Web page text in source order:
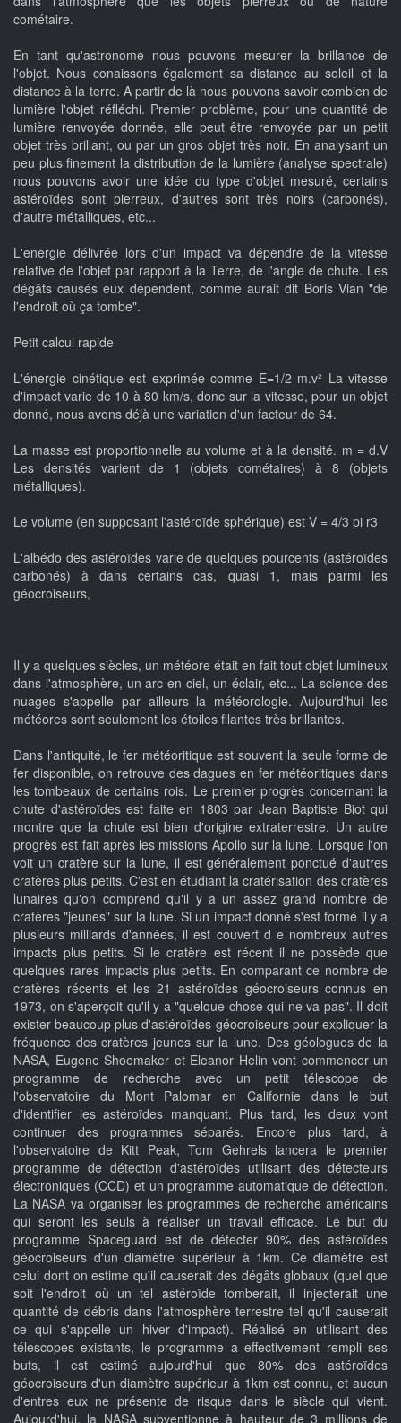
cométaire.
En tant qu'astronome nous pouvons mesurer la brillance de
l'objet. Nous conaissons également sa distance au soleil et la
distance à la terre. A partir de là nous pouvons savoir combien de
lumière l'objet réfléchi. Premier problème, pour une quantité de
lumière renvoyée donnée, elle peut être renvoyée par un petit
objet très brillant, ou par un gros objet très noir. En analysant un
peu plus finement la distribution de la lumière (analyse spectrale)
nous pouvons avoir une idée du type d'objet mesuré, certains
astéroïdes sont pierreux, d'autres sont très noirs (carbonés),
d'autre métalliques, etc...
L'energie délivrée lors d'un impact va dépendre de la vitesse
relative de l'objet par rapport à la Terre, de l'angle de chute. Les
dégâts causés eux dépendent, comme aurait dit Boris Vian "de
l'endroit où ça tombe".
Petit calcul rapide
L'énergie cinétique est exprimée comme E=1/2 m.v² La vitesse
d'impact varie de 10 à 80 km/s, donc sur la vitesse, pour un objet
donné, nous avons déjà une variation d'un facteur de 64.
La masse est proportionnelle au volume et à la densité. m = d.V
Les densités varient de 1 (objets cométaires) à 8 (objets
métalliques).
Le volume (en supposant l'astéroïde sphérique) est V = 4/3 pi r3
L'albédo des astéroïdes varie de quelques pourcents (astéroïdes
carbonés) à dans certains cas, quasi 1, mais parmi les
géocroiseurs,
Il y a quelques siècles, un météore était en fait tout objet lumineux
dans l'atmosphère, un arc en ciel, un éclair, etc... La science des
nuages s'appelle par ailleurs la météorologie. Aujourd'hui les
météores sont seulement les étoiles filantes très brillantes.
Dans l'antiquité, le fer météoritique est souvent la seule forme de
fer disponible, on retrouve des dagues en fer météoritiques dans
les tombeaux de certains rois. Le premier progrès concernant la
chute d'astéroïdes est faite en 1803 par Jean Baptiste Biot qui
montre que la chute est bien d'origine extraterrestre. Un autre
progrès est fait après les missions Apollo sur la lune. Lorsque l'on
voit un cratère sur la lune, il est généralement ponctué d'autres
cratères plus petits. C'est en étudiant la cratérisation des cratères
lunaires qu'on comprend qu'il y a un assez grand nombre de
cratères "jeunes" sur la lune. Si un impact donné s'est formé il y a
plusieurs milliards d'années, il est couvert d e nombreux autres
impacts plus petits. Si le cratère est récent il ne possède que
quelques rares impacts plus petits. En comparant ce nombre de
cratères récents et les 21 astéroïdes géocroiseurs connus en
1973, on s'aperçoit qu'il y a "quelque chose qui ne va pas". Il doit
exister beaucoup plus d'astéroïdes géocroiseurs pour expliquer la
fréquence des cratères jeunes sur la lune. Des géologues de la
NASA, Eugene Shoemaker et Eleanor Helin vont commencer un
programme de recherche avec un petit télescope de
l'observatoire du Mont Palomar en Californie dans le but
d'identifier les astéroïdes manquant. Plus tard, les deux vont
continuer des programmes séparés. Encore plus tard, à
l'observatoire de Kitt Peak, Tom Gehrels lancera le premier
programme de détection d'astéroïdes utilisant des détecteurs
électroniques (CCD) et un programme automatique de détection.
La NASA va organiser les programmes de recherche américains
qui seront les seuls à réaliser un travail efficace. Le but du
programme Spaceguard est de détecter 90% des astéroïdes
géocroiseurs d'un diamètre supérieur à 1km. Ce diamètre est
celui dont on estime qu'il causerait des dégâts globaux (quel que
soit l'endroit où un tel astéroïde tomberait, il injecterait une
quantité de débris dans l'atmosphère terrestre tel qu'il causerait
ce qui s'appelle un hiver d'impact). Réalisé en utilisant des
télescopes existants, le programme a effectivement rempli ses
buts, il est estimé aujourd'hui que 80% des astéroïdes
géocroiseurs d'un diamètre supérieur à 1km est connu, et aucun
d'entres eux ne présente de risque dans le siècle qui vient.
Aujourd'hui, la NASA subventionne à hauteur de 3 millions de